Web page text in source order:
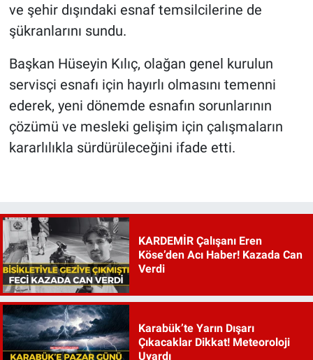
ve şehir dışındaki esnaf temsilcilerine de
şükranlarını sundu.
Başkan Hüseyin Kılıç, olağan genel kurulun
servisçi esnafı için hayırlı olmasını temenni
ederek, yeni dönemde esnafın sorunlarının
çözümü ve mesleki gelişim için çalışmaların
kararlılıkla sürdürüleceğini ifade etti.
KARDEMİR Çalışanı Eren
Köse’den Acı Haber! Kazada Can
Verdi
Karabük’te Yarın Dışarı
Çıkacaklar Dikkat! Meteoroloji
Uyardı